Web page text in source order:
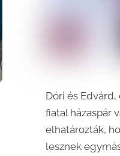
Dóri és
fiatal házaspár
elhatározták,
lesznek